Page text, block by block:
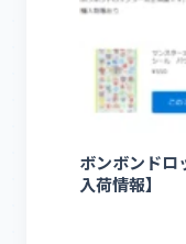
ボンボンドロ
入荷情報】